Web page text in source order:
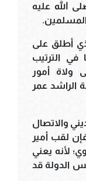
الله عليه
أطلق على
في الترتيب
ولاة أمور
الراشد عمر
والاتصال
لقب أمير
لأنه يعني
الدولة قد